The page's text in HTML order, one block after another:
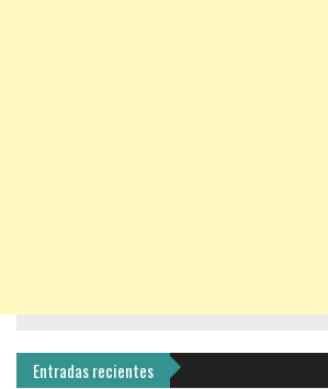
Entradas recientes